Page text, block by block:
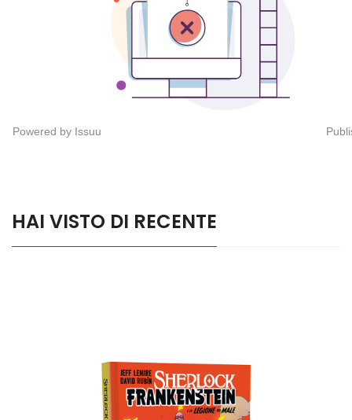
Powered by Issuu
HAI VISTO DI RECENTE